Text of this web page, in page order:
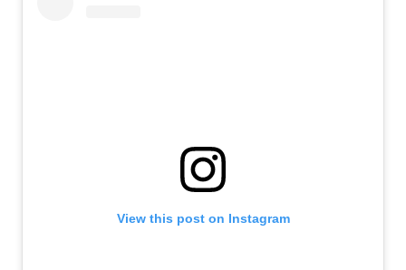
View this post on Instagram